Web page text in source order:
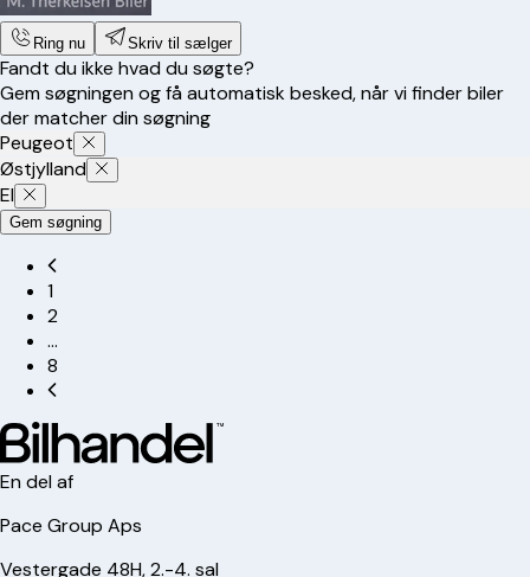
Ring nu Skriv til sælger
Fandt du ikke hvad du søgte?
Gem søgningen og få automatisk besked, når vi finder biler
der matcher din søgning
Peugeot
Østjylland
El
Gem søgning
1
2
…
8
En del af
Pace Group Aps
Vestergade 48H, 2.-4. sal